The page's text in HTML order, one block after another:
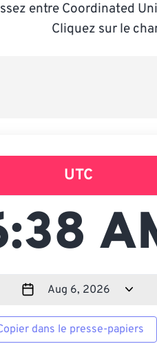
entre Coordinated
Cliquez sur le
UTC
dans le presse-papiers